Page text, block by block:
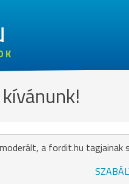
a fordit.hu tagjainak